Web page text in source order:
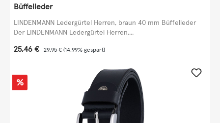
Büffelleder
LINDENMANN Ledergürtel Herren, braun 40 mm Büffelleder
Der LINDENMANN Ledergürtel Herren,...
Verkaufspreis:
25,46 € Regulärer Preis:
29,95 € (14.99% gespart)
Rabatt
%